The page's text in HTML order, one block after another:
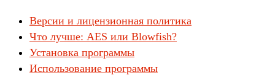
Версии и лицензионная политика
Что лучше: AES или Blowfish?
Установка программы
Использование программы